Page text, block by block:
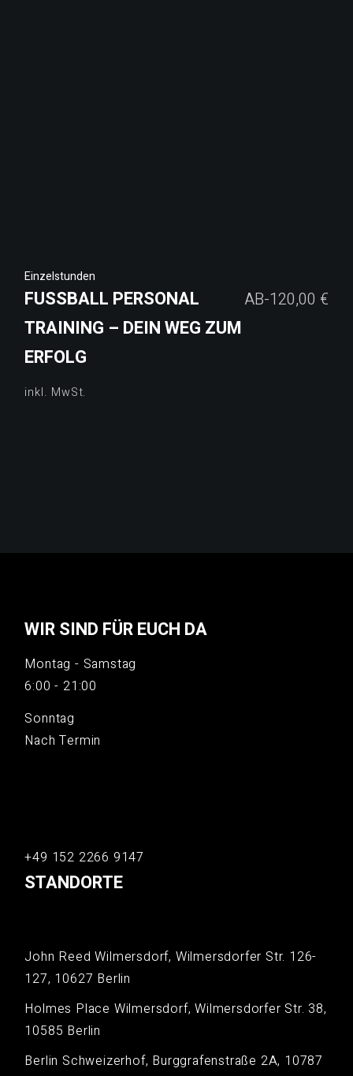
Einzelstunden
FUSSBALL PERSONAL T
RAINING – DEIN WEG ZUM E
RFOLG
AB-120,00 €
inkl. MwSt.
WIR SIND FÜR EUCH DA
Montag - Samstag
6:00 - 21:00
Sonntag
Nach Termin
+49 152 2266 9147
STANDORTE
John Reed Wilmersdorf, Wilmersdorfer Str. 126-
127, 10627 Berlin
Holmes Place Wilmersdorf, Wilmersdorfer Str. 38,
10585 Berlin
Berlin Schweizerhof, Burggrafenstraße 2A, 10787